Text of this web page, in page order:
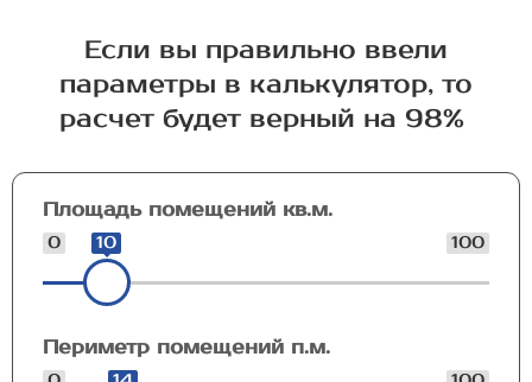
Если вы правильно ввели
параметры в калькулятор, то
расчет будет верный на 98%
Площадь помещений кв.м.
0 100
10
Периметр помещений п.м.